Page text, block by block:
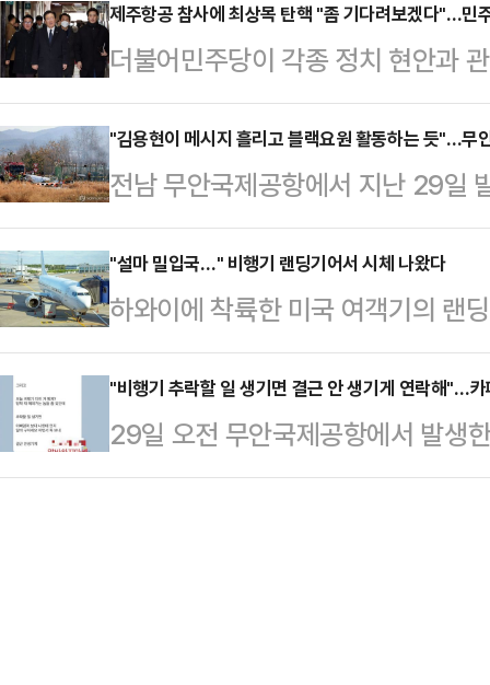
이 불편하다. 경제 선진국 체면이
을 터뜨린 게 우선 크다. 그러나 그
상황도 난형난제다. 이재명의 민주
다. 그저 대권 차지할 날만 하루빨
타임스는 지난 주말 인터넷판에 대
요 기사로 실으면서…
제주항공 참사에 최상목 탄핵 "좀 기다려보겠다"…민
더불어민주당이 각종 정치 현안과
겸 기획재정부 장관을 향한 압박을
운 입장을 보이고 있다. 무안국제공
국이 더욱 혼란해지고, 우선순위가
다.29일 정치권에 따르면 민주당은
향해 '즉시 책임을 묻겠다'던 '최후
서 통과시켰던 것과 달리, 최상목
선회했다.이날도 민주당은…
"김용현이 메시지 흘리고 블랙요원 활동하는 듯"…무
전남 무안국제공항에서 지난 29일
회관계망서비스(SNS) 등에서 각
다.30일 여러 SNS 등에는 '무속', '
있다. 한 누리꾼은 "무속인과 무속
기 사고도 예사롭지 않다"는 등의
을 주장하는 이들도 있었다. 일부
초간 '817'이라는 숫자가 보였다며
침'과…
"설마 밀입국…" 비행기 랜딩기어서 시체 나왔다
하와이에 착륙한 미국 여객기의 랜
수사에 나섰다.25일(현지시간) AP
전날 시카고 오헤어 국제공항을 이
나이티드 항공 202편의 랜딩기어(
수납공간에서 시신 한 구가 발견됐
"비행기 추락할 일 생기면 결근 안 생기게 연락해"…
29일 오전 무안국제공항에서 발생
기 추락 사고로 179명이 세상을 떠